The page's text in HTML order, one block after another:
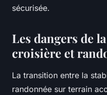
sécurisée.
Les dangers de
croisière et
La transition entre la
randonnée sur terrain